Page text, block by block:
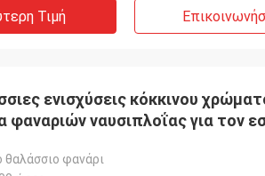
Τιμή
ενισχύσεις κόκκινου
φαναριών ναυσιπλοΐας για τον
θαλάσσιο φανάρι